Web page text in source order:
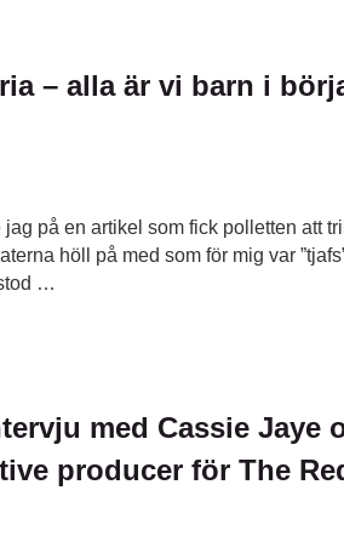
– alla är vi barn i
på en artikel som fick polletten att
höll på med som för mig var
…
med Cassie Jaye
producer för The